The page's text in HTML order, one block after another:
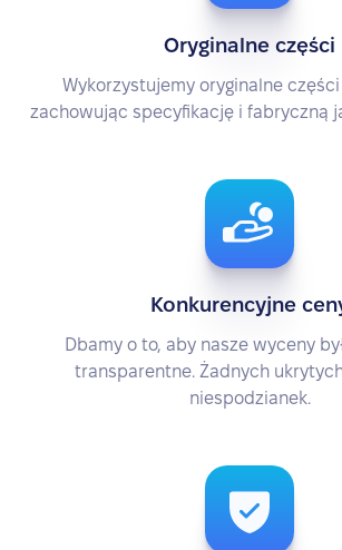
Oryginalne części
Wykorzystujemy oryginalne
zachowując specyfikację i fabryczną
Konkurencyjne
Dbamy o to, aby nasze wyceny
transparentne. Żadnych
niespodzianek.